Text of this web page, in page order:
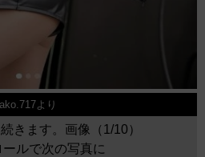
より
きます。画像（1/10）
ールで次の写真に